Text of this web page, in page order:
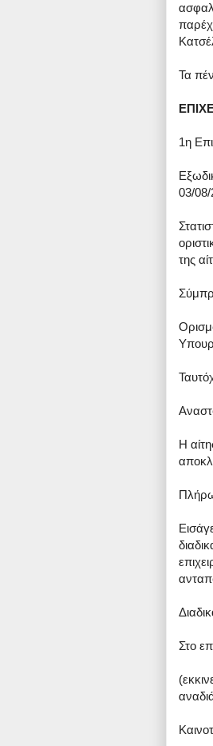
Τα
1η
03/08/
της
Η
Στο